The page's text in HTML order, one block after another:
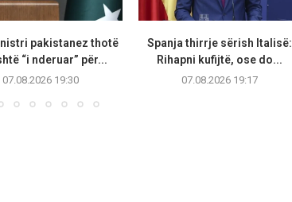
pakistanez thotë
“i nderuar” për...
07.08.2026 19:30
Spanja thirrje sërish Italisë:
Rihapni kufijtë, ose do...
07.08.2026 19:17